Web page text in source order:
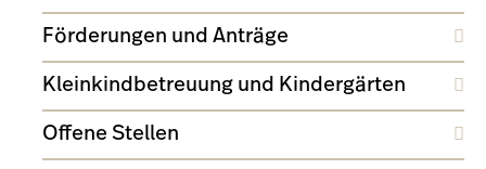
Förderungen und Anträge
Kleinkindbetreuung und Kindergärten
Offene Stellen